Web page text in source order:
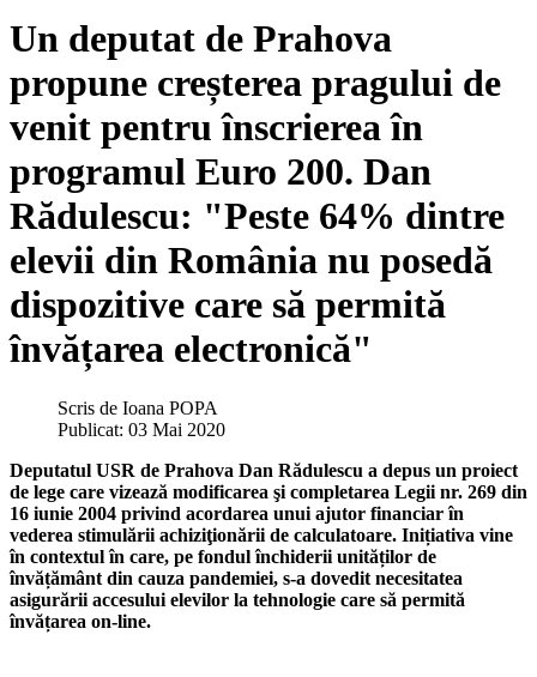
Un deputat de Prahova
propune creșterea pragului de
venit pentru înscrierea în
programul Euro 200. Dan
Rădulescu: "Peste 64% dintre
elevii din România nu posedă
dispozitive care să permită
învățarea electronică"
Scris de Ioana POPA
Publicat: 03 Mai 2020
Deputatul USR de Prahova Dan Rădulescu a depus un proiect
de lege care vizează modificarea şi completarea Legii nr. 269 din
16 iunie 2004 privind acordarea unui ajutor financiar în
vederea stimulării achiziţionării de calculatoare. Inițiativa vine
în contextul în care, pe fondul închiderii unităților de
învățământ din cauza pandemiei, s-a dovedit necesitatea
asigurării accesului elevilor la tehnologie care să permită
învățarea on-line.